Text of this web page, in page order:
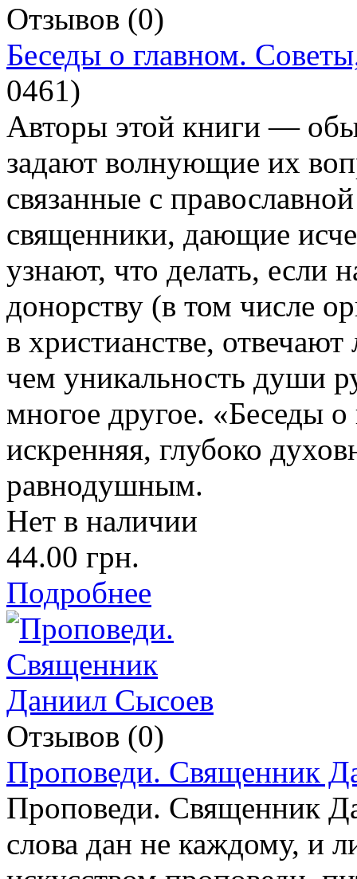
Отзывов (0)
Беседы о главном.
0461)
Авторы этой книги —
задают волнующие их
связанные с
священники, дающие
узнают, что делать, если
донорству (в том числе
в христианстве,
чем уникальность души
многое другое. «Беседы
искренняя, глубоко
равнодушным.
Нет в наличии
44.00 грн.
Подробнее
Отзывов (0)
Проповеди. Священник
Проповеди. Священник
слова дан не каждому, и